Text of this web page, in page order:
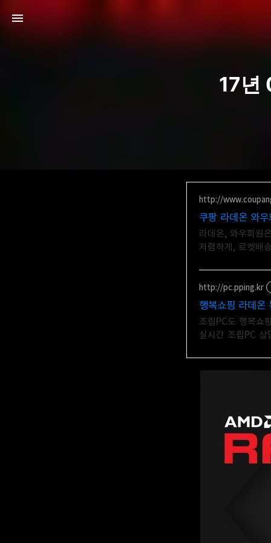
17년
http://
쿠팡 라데온 와
라데온, 와우회원
저렴하게, 로켓배
http://pc.pping.kr
행복쇼핑 라데온
조립PC도 행복쇼
실시간 조립PC